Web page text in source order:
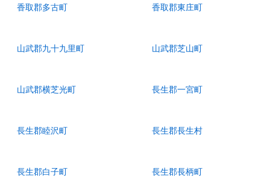
香取郡多古町 香取郡東庄町
山武郡九十九里町 山武郡芝山町
山武郡横芝光町 長生郡一宮町
長生郡睦沢町 長生郡長生村
長生郡白子町 長生郡長柄町